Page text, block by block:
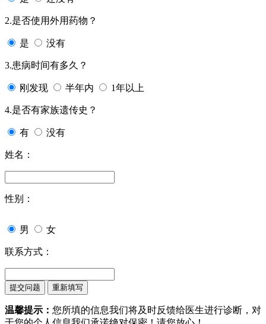
2.是否使用外用药物？
是 没有
3.患病时间有多久？
刚发现 半年内 1年以上
4.是否有家族遗传史？
有 没有
姓名：
性别：
男 女
联系方式：
温馨提示： 您所填的信息我们将及时反馈给医生进行诊断，对